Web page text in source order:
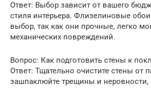
Ответ: Выбор зависит от вашего
стиля интерьера. Флизелиновые
выбор, так как они прочные, легко
механических повреждений.
Вопрос: Как подготовить стены к
Ответ: Тщательно очистите стены от
зашпаклюйте трещины и неровности,